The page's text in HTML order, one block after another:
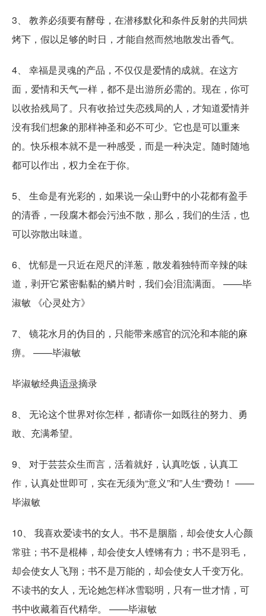
3、 教养必须要有酵母，在潜移默化和条件反射的共同烘
烤下，假以足够的时日，才能自然而然地散发出香气。
4、 幸福是灵魂的产品，不仅仅是爱情的成就。在这方
面，爱情和天气一样，都不是出游所必需的。现在，你可
以收拾残局了。只有收拾过失恋残局的人，才知道爱情并
没有我们想象的那样神圣和必不可少。它也是可以重来
的。快乐根本就不是一种感受，而是一种决定。随时随地
都可以作出，权力全在于你。
5、 生命是有光彩的，如果说一朵山野中的小花都有盈手
的清香，一段腐木都会污浊不散，那么，我们的生活，也
可以弥散出味道。
6、 忧郁是一只近在咫尺的洋葱，散发着独特而辛辣的味
道，剥开它紧密黏黏的鳞片时，我们会泪流满面。 ——毕
淑敏 《心灵处方》
7、 镜花水月的伪目的，只能带来感官的沉沦和本能的麻
痹。 ——毕淑敏
毕淑敏经典语录摘录
8、 无论这个世界对你怎样，都请你一如既往的努力、勇
敢、充满希望。
9、 对于芸芸众生而言，活着就好，认真吃饭，认真工
作，认真处世即可，实在无须为“意义”和”人生“费劲！ ——
毕淑敏
10、 我喜欢爱读书的女人。书不是胭脂，却会使女人心颜
常驻；书不是棍棒，却会使女人铿锵有力；书不是羽毛，
却会使女人飞翔；书不是万能的，却会使女人千变万化。
不读书的女人，无论她怎样冰雪聪明，只有一世才情，可
书中收藏着百代精华。 ——毕淑敏